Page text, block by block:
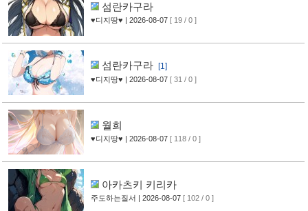
섬란카구라
♥디지땅♥ | 2026-08-07 [ 19 / 0 ]
섬란카구라 [1]
♥디지땅♥ | 2026-08-07 [ 31 / 0 ]
월희
♥디지땅♥ | 2026-08-07 [ 118 / 0 ]
아카츠키 키리카
주도하는질서 | 2026-08-07 [ 102 / 0 ]